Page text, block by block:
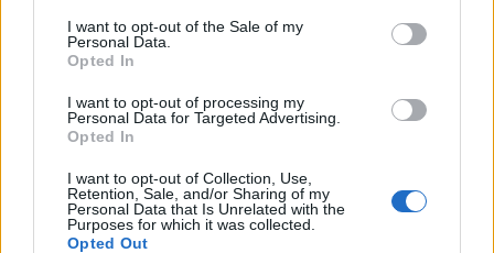
I want to opt-out of the Sale of my
Personal Data.
Opted In
I want to opt-out of processing my
Personal Data for Targeted Advertising.
Opted In
I want to opt-out of Collection, Use,
Retention, Sale, and/or Sharing of my
Personal Data that Is Unrelated with the
Purposes for which it was collected.
Opted Out
αδιαφορία, ούτε στασιμότητα». Ο Περιφερειάρχης
ΑΜΘ, Χριστόδουλος Τοψίδης, μαζί με τον Εκτελεστικό
Γραμματέα της Περιφέρειας, […]